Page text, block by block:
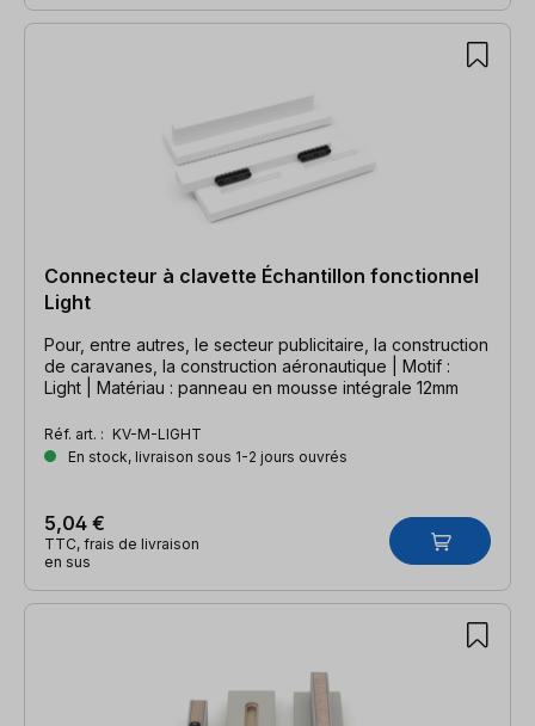
Connecteur à clavette Échantillon fonctionnel
Light
Pour, entre autres, le secteur publicitaire, la construction
de caravanes, la construction aéronautique | Motif :
Light | Matériau : panneau en mousse intégrale 12mm
Réf. art. : KV-M-LIGHT
En stock, livraison sous 1-2 jours ouvrés
5,04 €
TTC, frais de livraison
en sus